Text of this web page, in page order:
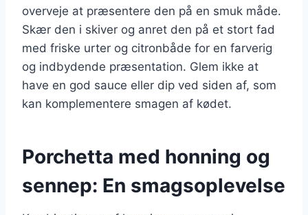
overveje at præsentere den på en smuk måde.
Skær den i skiver og anret den på et stort fad
med friske urter og citronbåde for en farverig
og indbydende præsentation. Glem ikke at
have en god sauce eller dip ved siden af, som
kan komplementere smagen af kødet.
Porchetta med honning og
sennep: En smagsoplevelse